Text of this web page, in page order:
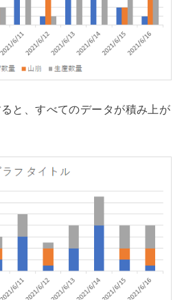
と、すべてのデータが積み上が